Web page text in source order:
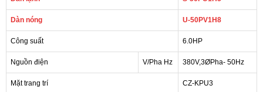
Dàn nóng U-50PV1H8
Công suất 6.0HP
Nguồn điện V/Pha Hz 380V,3ØPha- 50Hz
Mặt trang trí CZ-KPU3